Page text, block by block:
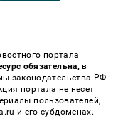
портала
обязательна, в
законодательства РФ
портала не несет
пользователей,
и его субдоменах.